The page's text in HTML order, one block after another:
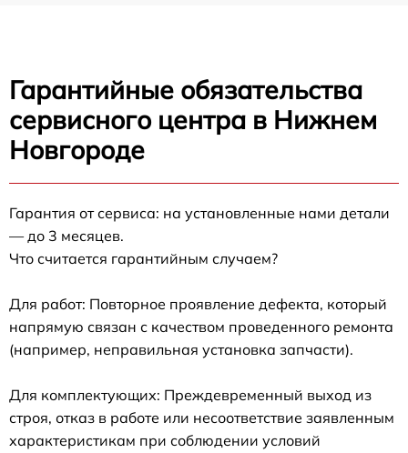
Гарантийные обязательства
сервисного центра в Нижнем
Новгороде
Гарантия от сервиса: на установленные нами детали
— до 3 месяцев.
Что считается гарантийным случаем?
Для работ: Повторное проявление дефекта, который
напрямую связан с качеством проведенного ремонта
(например, неправильная установка запчасти).
Для комплектующих: Преждевременный выход из
строя, отказ в работе или несоответствие заявленным
характеристикам при соблюдении условий